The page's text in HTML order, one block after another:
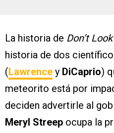
La historia de Don’t
historia de dos
(Lawrence y DiCaprio)
meteorito está por
deciden advertirle al
Meryl Streep ocupa la